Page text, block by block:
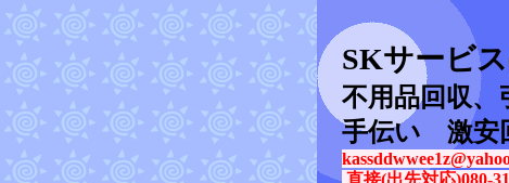
SKサービ
不用品回収、
手伝い 激安
直接(出先対応)080-